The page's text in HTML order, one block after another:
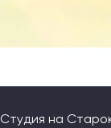
Студия на